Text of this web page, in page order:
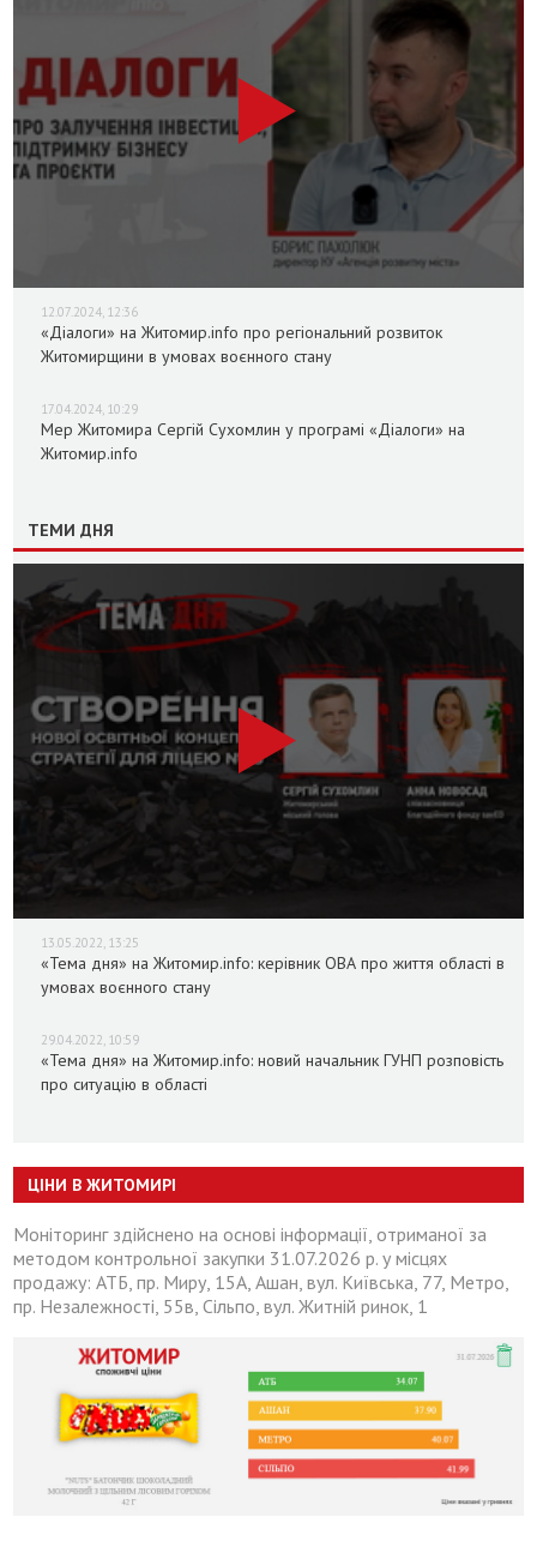
12.07.2024, 12:36
«Діалоги» на Житомир.info про регіональний розвиток
Житомирщини в умовах воєнного стану
17.04.2024, 10:29
Мер Житомира Сергій Сухомлин у програмі «Діалоги» на
Житомир.info
ТЕМИ ДНЯ
13.05.2022, 13:25
«Тема дня» на Житомир.info: керівник ОВА про життя області в
умовах воєнного стану
29.04.2022, 10:59
«Тема дня» на Житомир.info: новий начальник ГУНП розповість
про ситуацію в області
ЦІНИ В ЖИТОМИРІ
Моніторинг здійснено на основі інформації, отриманої за
методом контрольної закупки 31.07.2026 р. у місцях
продажу: АТБ, пр. Миру, 15А, Ашан, вул. Київська, 77, Метро,
пр. Незалежності, 55в, Сільпо, вул. Житній ринок, 1